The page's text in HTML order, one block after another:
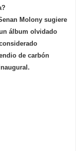
Molony sugiere
álbum olvidado
de carbón